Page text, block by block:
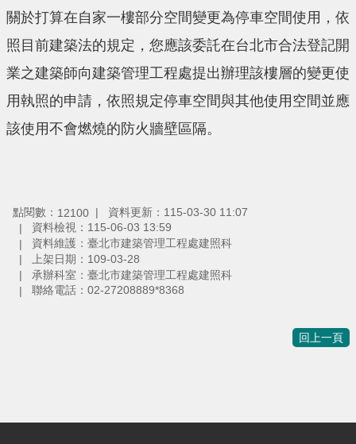
關於打算在自家一樓部分空間變更為停車空間使用，依
照目前建築法的規定，您應該委託在台北市合法登記開
業之建築師向建築管理工程處提出辦理該樓層的變更使
用執照的申請，依照規定停車空間與其他使用空間並應
該使用不會燃燒的防火牆壁區隔。
點閱數： 12100
資料更新：115-03-30 11:07
資料檢視：115-06-03 13:59
資料維護：臺北市建築管理工程處建照科
上架日期：109-03-28
承辦科室：臺北市建築管理工程處建照科
聯絡電話：02-27208889*8368
回上一頁